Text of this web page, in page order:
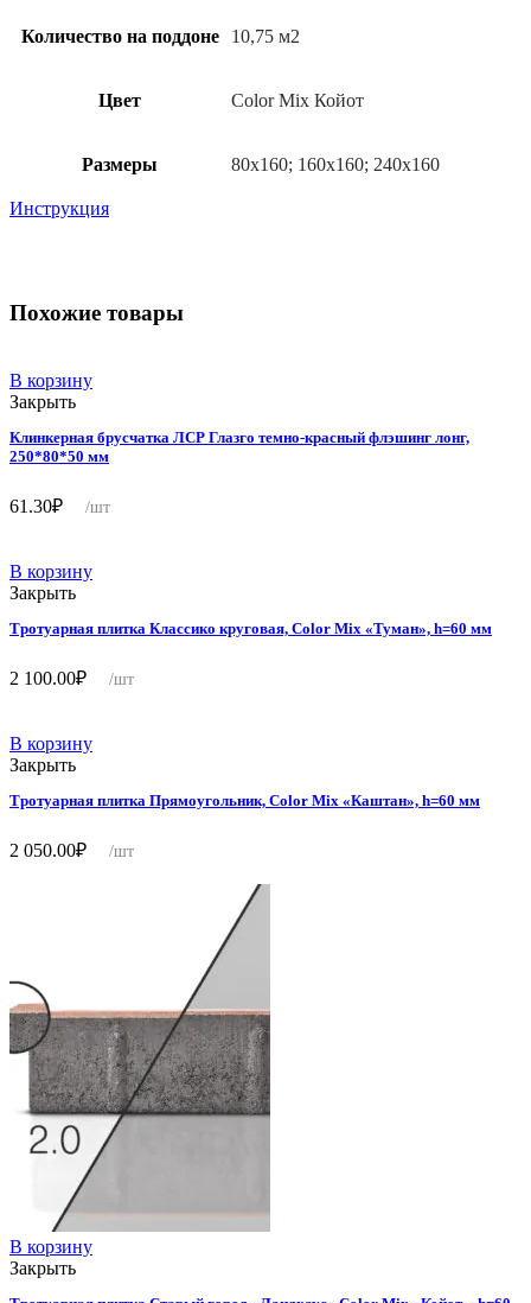
Количество на поддоне 10,75 м2
Цвет Color Mix Койот
Размеры 80х160; 160х160; 240х160
Инструкция
Похожие товары
В корзину
Закрыть
Клинкерная брусчатка ЛСР Глазго темно-красный флэшинг лонг,
250*80*50 мм
61.30₽ /шт
В корзину
Закрыть
Тротуарная плитка Классико круговая, Color Mix «Туман», h=60 мм
2 100.00₽ /шт
В корзину
Закрыть
Тротуарная плитка Прямоугольник, Color Mix «Каштан», h=60 мм
2 050.00₽ /шт
В корзину
Закрыть